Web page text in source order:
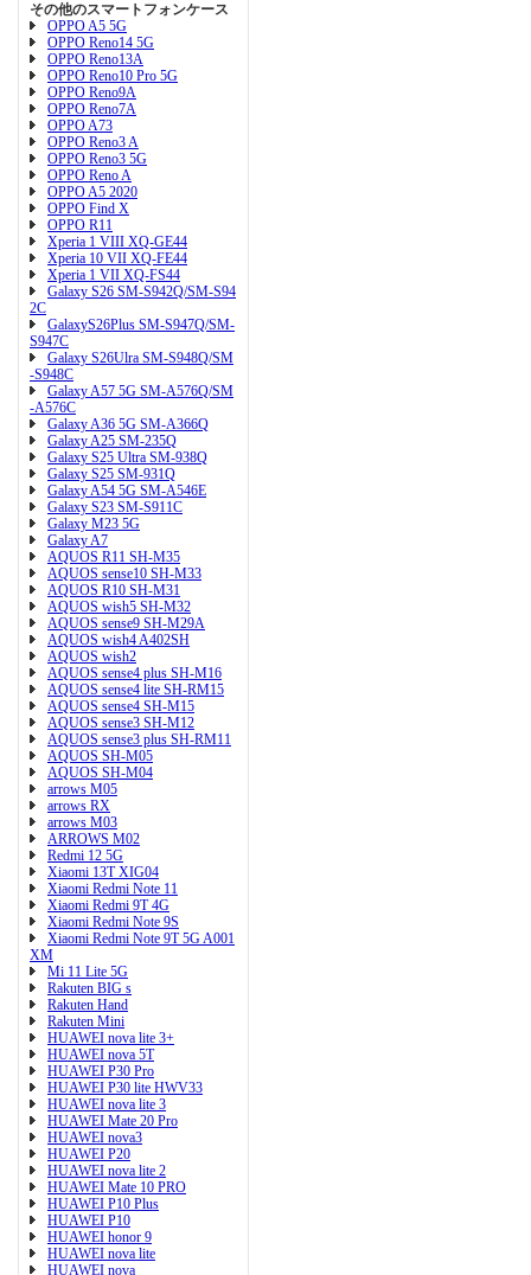
その他のスマートフォンケース
OPPO A5 5G
OPPO Reno14 5G
OPPO Reno13A
OPPO Reno10 Pro 5G
OPPO Reno9A
OPPO Reno7A
OPPO A73
OPPO Reno3 A
OPPO Reno3 5G
OPPO Reno A
OPPO A5 2020
OPPO Find X
OPPO R11
Xperia 1 VIII XQ-GE44
Xperia 10 VII XQ-FE44
Xperia 1 VII XQ-FS44
Galaxy S26 SM-S942Q/SM-S94
2C
GalaxyS26Plus SM-S947Q/SM-
S947C
Galaxy S26Ulra SM-S948Q/SM
-S948C
Galaxy A57 5G SM-A576Q/SM
-A576C
Galaxy A36 5G SM-A366Q
Galaxy A25 SM-235Q
Galaxy S25 Ultra SM-938Q
Galaxy S25 SM-931Q
Galaxy A54 5G SM-A546E
Galaxy S23 SM-S911C
Galaxy M23 5G
Galaxy A7
AQUOS R11 SH-M35
AQUOS sense10 SH-M33
AQUOS R10 SH-M31
AQUOS wish5 SH-M32
AQUOS sense9 SH-M29A
AQUOS wish4 A402SH
AQUOS wish2
AQUOS sense4 plus SH-M16
AQUOS sense4 lite SH-RM15
AQUOS sense4 SH-M15
AQUOS sense3 SH-M12
AQUOS sense3 plus SH-RM11
AQUOS SH-M05
AQUOS SH-M04
arrows M05
arrows RX
arrows M03
ARROWS M02
Redmi 12 5G
Xiaomi 13T XIG04
Xiaomi Redmi Note 11
Xiaomi Redmi 9T 4G
Xiaomi Redmi Note 9S
Xiaomi Redmi Note 9T 5G A001
XM
Mi 11 Lite 5G
Rakuten BIG s
Rakuten Hand
Rakuten Mini
HUAWEI nova lite 3+
HUAWEI nova 5T
HUAWEI P30 Pro
HUAWEI P30 lite HWV33
HUAWEI nova lite 3
HUAWEI Mate 20 Pro
HUAWEI nova3
HUAWEI P20
HUAWEI nova lite 2
HUAWEI Mate 10 PRO
HUAWEI P10 Plus
HUAWEI P10
HUAWEI honor 9
HUAWEI nova lite
HUAWEI nova